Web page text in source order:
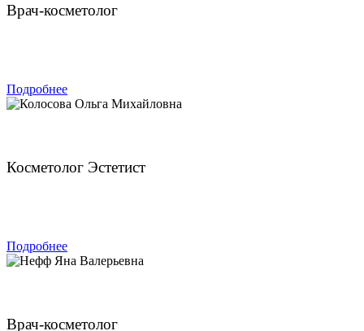
Врач-косметолог
Подробнее
Косметолог Эстетист
Подробнее
Врач-косметолог